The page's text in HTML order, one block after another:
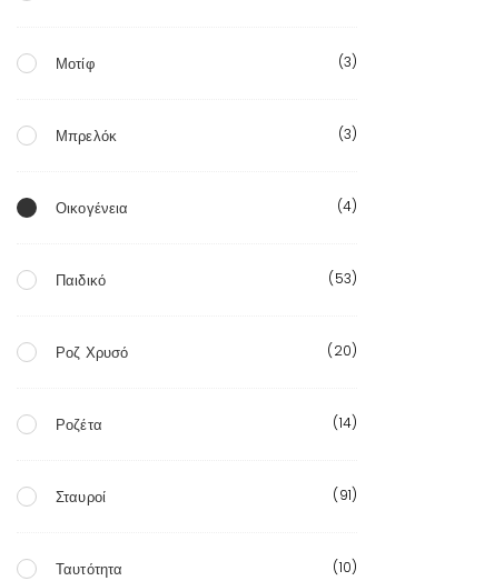
Μοτίφ (3)
Μπρελόκ (3)
Οικογένεια (4)
Παιδικό (53)
Ροζ Χρυσό (20)
Ροζέτα (14)
Σταυροί (91)
Ταυτότητα (10)